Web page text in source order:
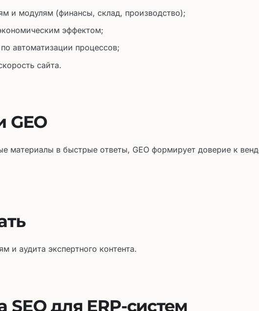
и модулям (финансы, склад, производство);
эффектом;
автоматизации процессов;
сайта.
GEO
материалы в быстрые ответы, GEO формирует доверие к
и аудита экспертного контента.
для ERP-систем